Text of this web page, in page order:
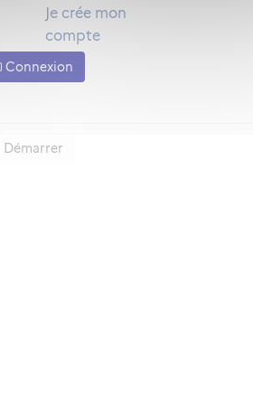
Je crée mon
compte
Connexion
Démarrer